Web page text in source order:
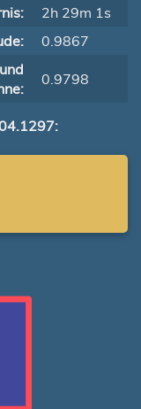
2h 29m 1s
0.9867
0.9798